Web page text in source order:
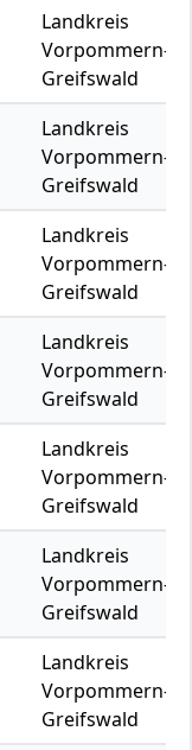
Landkreis
Vorpommern-
Greifswald
Landkreis
Vorpommern-
Greifswald
Landkreis
Vorpommern-
Greifswald
Landkreis
Vorpommern-
Greifswald
Landkreis
Vorpommern-
Greifswald
Landkreis
Vorpommern-
Greifswald
Landkreis
Vorpommern-
Greifswald